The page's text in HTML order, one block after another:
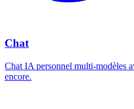
Chat
Chat IA personnel multi-modèles
encore.